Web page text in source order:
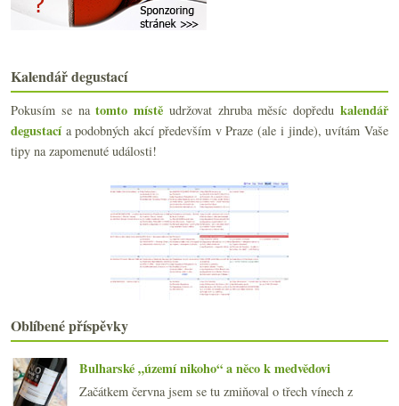
Feldmaršálek Müller-Thurgau
Poznámky z deštivého víkendu & Rovenius
První narozeniny Veltlínu
Světový (tý)den sherry & kde koupit fino
O úžasu nad akátovými ryzlinky
Rakouský Zweigelt, Sauvignon-Sémillon z Bordeaux, ...
International Wine Show nejen se Slovinskem
Hodnocení vína je hovadina
Bubliny na lepší paměť
Lepší varianta vína s nejlepším poměrem ceny ke kv...
Utíká to rychle s RP a křečkem
Šestice vín od Petra Kočaříka ročníku 2011
Dva ryzlinky a šardonka z Valtické od Reistenu
Sherry, Manzanilla a Montilla s lahví muškátu
Chřest, holandská omáčka a Champagne kurz
►dubna
►března
►února(20)
Kalendář degustací
Pokusím se natomto místě udržovat zhruba měsíc dopředukalendář
degustacía podobných akcí především v Praze (ale i jinde), uvítám Vaše
tipy na zapomenuté události!
Oblíbené příspěvky
Bulharské „území nikoho“ a něco k medvědovi
Začátkem června jsem se tu zmiňoval o třech vínech z